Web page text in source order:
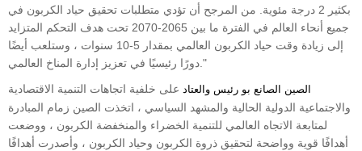
بكثير 2 درجة مئوية. من المرجح أن تؤدي متطلبات تحقيق حياد الكربون في
جميع أنحاء العالم في الفترة ما بين 2065-2070 تحت هدف التحكم المتزايد
إلى زيادة وقت حياد الكربون العالمي بمقدار 5-10 سنوات ، وستلعب أيضًا
دورًا رئيسيًا في تعزيز إدارة المناخ العالمي."
الصين الصانع بو رئيس والعتاد على خلفية اتجاهات التنمية الاقتصادية
والاجتماعية الدولية الحالية والمشهد السياسي ، اتخذت الصين زمام المبادرة
لمتابعة الاتجاه العالمي للتنمية الخضراء والمنخفضة الكربون ، ووضعت
أهدافًا قوية وواضحة لتحقيق ذروة الكربون وحياد الكربون ، وأصدرت أهدافًا